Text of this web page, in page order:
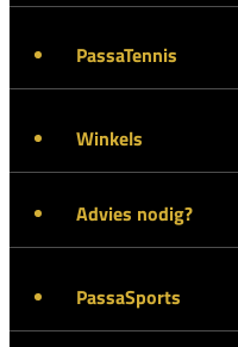
PassaTennis
Winkels
Advies nodig?
PassaSports